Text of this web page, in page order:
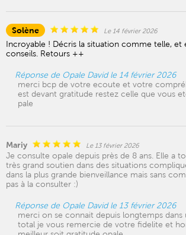
Solène Le 14 février 2026
Incroyable ! Décris la situation comme telle, et
conseils. Retours ++
Réponse de Opale David le 14 février 2026
merci bcp de votre ecoute et votre
est devant gratitude restez celle que vous
pale
Mariy Le 13 février 2026
Je consulte opale depuis près de 8 ans. Elle a
très grand soutien dans des situations
dans la plus grande bienveillance mais sans
pas à la consulter :)
Réponse de Opale David le 13 février 2026
merci on se connait depuis longtemps dans
total je vous remercie de votre fidelite et